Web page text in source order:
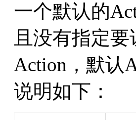
一个默认的
且没有指定
Action，默认
说明如下：